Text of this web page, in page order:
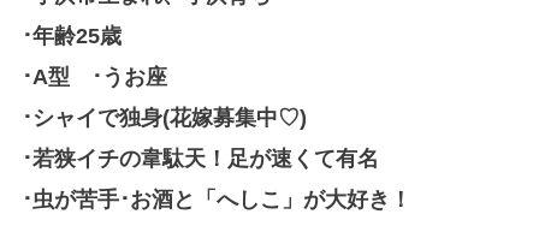
･年齢25歳
･A型 ･うお座
･シャイで独身(花嫁募集中♡)
･若狭イチの韋駄天！足が速くて有名
･虫が苦手･お酒と「へしこ」が大好き！